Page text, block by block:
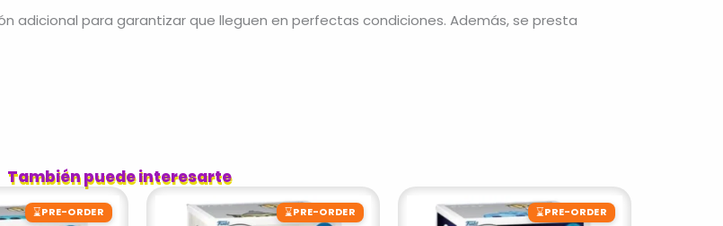
adicional para garantizar que lleguen en perfectas condiciones. Además, se presta
También puede interesarte
⌛PRE-ORDER ⌛PRE-ORDER ⌛PRE-ORDER